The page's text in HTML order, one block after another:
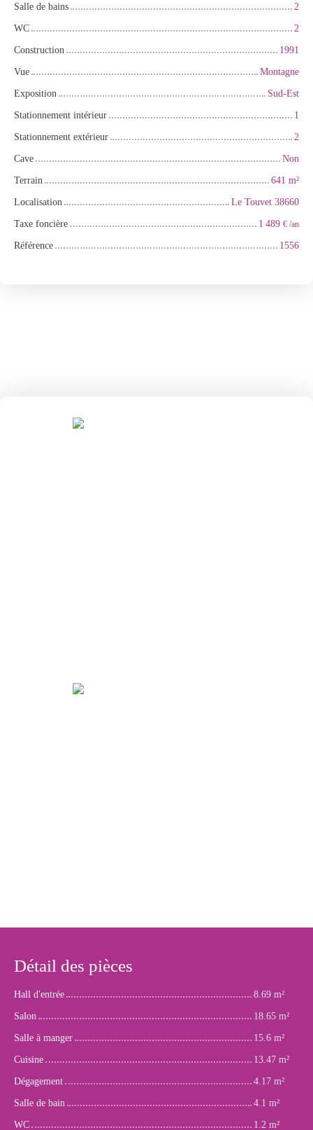
Salle de bains
2
WC
2
Construction
1991
Vue
Montagne
Exposition
Sud-Est
Stationnement intérieur
1
Stationnement extérieur
2
Cave
Non
Terrain
641 m²
Localisation
Le Touvet 38660
Taxe foncière
1 489 € /an
Référence 1556
Détail des pièces
Hall d'entrée
8.69 m²
Salon
18.65 m²
Salle à manger
15.6 m²
Cuisine
13.47 m²
Dégagement
4.17 m²
Salle de bain
4.1 m²
WC
1.2 m²